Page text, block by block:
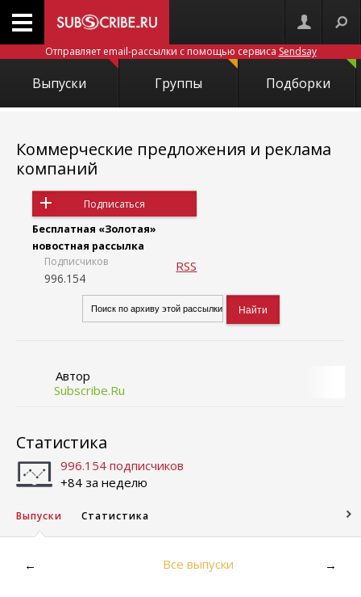
Отправляет email-рассылки с помощью сервиса Sendsay
Выпуски Группы Подборки
Коммерческие предложения и реклама
компаний
Подписаться
Бесплатная «Золотая»
новостная рассылка
Подписчиков
996.154
RSS
Автор
Subscribe.Ru
Статистика
996.154 подписчиков
+84 за неделю
Выпуски Статистика
← Все выпуски →